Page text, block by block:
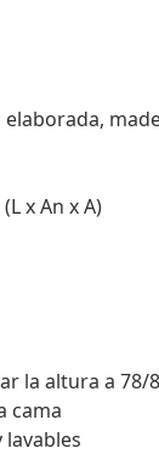
x An x A)
la altura a 78/
cama